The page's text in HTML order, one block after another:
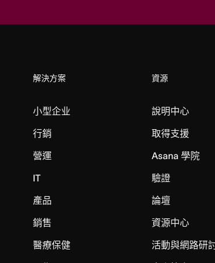
解決方案
小型企业
行銷
營運
IT
產品
銷售
醫療保健
資源
說明中心
取得支援
Asana 學院
驗證
論壇
資源中心
活動與網路研